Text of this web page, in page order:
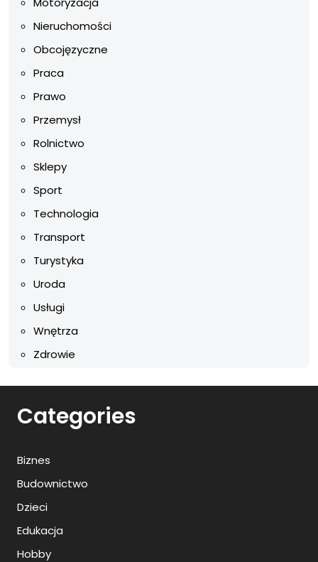
Nieruchomości
Obcojęzyczne
Praca
Prawo
Przemysł
Rolnictwo
Sklepy
Sport
Technologia
Transport
Turystyka
Uroda
Usługi
Wnętrza
Zdrowie
Categories
Biznes
Budownictwo
Dzieci
Edukacja
Hobby